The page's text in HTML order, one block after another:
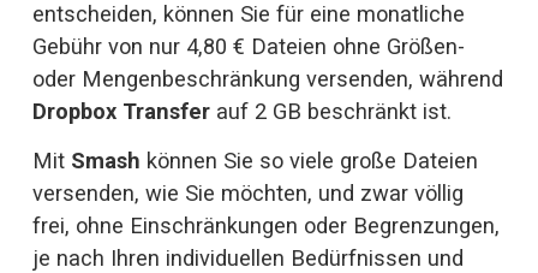
entscheiden, können Sie für eine monatliche
Gebühr von nur 4,80 € Dateien ohne Größen-
Dropbox Transfer auf 2 GB beschränkt ist.
Mit Smash können Sie so viele große Dateien
versenden, wie Sie möchten, und zwar völlig
frei, ohne Einschränkungen oder Begrenzungen,
je nach Ihren individuellen Bedürfnissen und